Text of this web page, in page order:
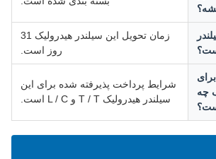
زمان تحویل این سیلندر هیدرولیک 31
روز است.
شرایط پرداخت پذیرفته شده برای این
سیلندر هیدرولیک T / T و L / C است.